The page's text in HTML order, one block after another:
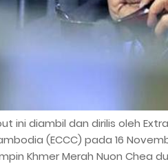
ini diambil dan dirilis oleh
(ECCC) pada 16
Khmer Merah Nuon Chea